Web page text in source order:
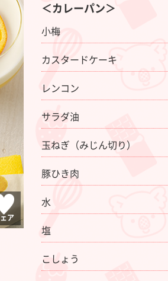
ア
＜カレーパン＞
小梅
カスタードケーキ
レンコン
サラダ油
玉ねぎ（みじん切り）
豚ひき肉
水
塩
こしょう